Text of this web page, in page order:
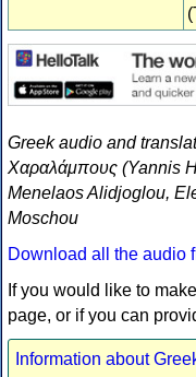
Greek audio and
Χαραλάμπους (Yannis
Menelaos Alidjoglou,
Moschou
Download all the audio
If you would like to
page, or if you can
Information about